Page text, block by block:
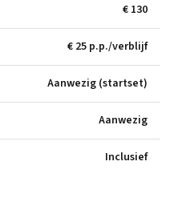
€ 130
€ 25 p.p./verblijf
Aanwezig (startset)
Aanwezig
Inclusief